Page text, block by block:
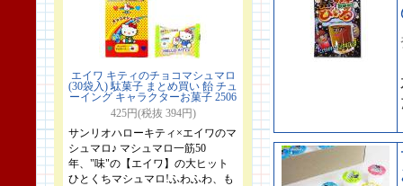
エイワ キティのチョコマシュマロ
(30袋入) 駄菓子 まとめ買い 飴 チュ
ーイング キャラクターお菓子 2506
425円(税抜 394円)
サンリオハローキティ×エイワのマ
シュマロ♪ マシュマロ一筋50
年、"味"の【エイワ】の大ヒット
ひとくちマシュマロ!ふわふわ、も